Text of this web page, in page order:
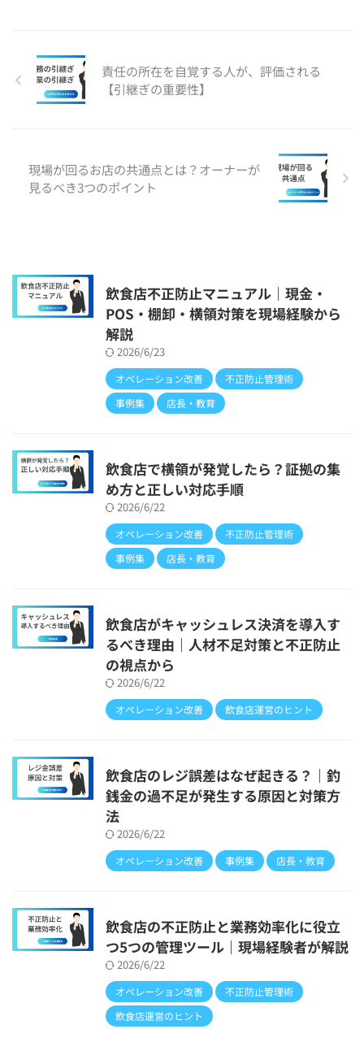
責任の所在を自覚する人が、評価される
【引継ぎの重要性】
現場が回るお店の共通点とは？オーナーが
見るべき3つのポイント
飲食店不正防止マニュアル｜現金・
POS・棚卸・横領対策を現場経験から
解説
2026/6/23
オペレーション改善
不正防止管理術
事例集
店長・教育
飲食店で横領が発覚したら？証拠の集
め方と正しい対応手順
2026/6/22
オペレーション改善
不正防止管理術
事例集
店長・教育
飲食店がキャッシュレス決済を導入す
るべき理由｜人材不足対策と不正防止
の視点から
2026/6/22
オペレーション改善 飲食店運営のヒント
飲食店のレジ誤差はなぜ起きる？｜釣
銭金の過不足が発生する原因と対策方
法
2026/6/22
オペレーション改善 事例集 店長・教育
飲食店の不正防止と業務効率化に役立
つ5つの管理ツール｜現場経験者が解説
2026/6/22
オペレーション改善
不正防止管理術
飲食店運営のヒント